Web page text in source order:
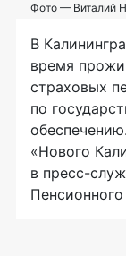
Фото — Виталий
В
время
страховых
по
«Нового
в пресс-